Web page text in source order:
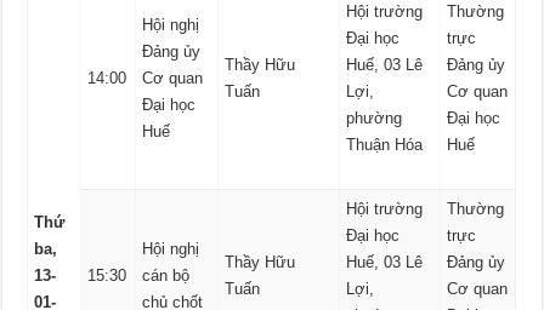
Thứ
ba,
13-
01-
14:00
Hội nghị
Đảng ủy
Cơ quan
Đại học
Huế
Thầy Hữu
Tuấn
Hội trường
Đại học
Huế, 03 Lê
Lợi,
phường
Thuận Hóa
Thường
trực
Đảng ủy
Cơ quan
Đại học
Huế
15:30
Hội nghị
cán bộ
chủ chốt
Thầy Hữu
Tuấn
Hội trường
Đại học
Huế, 03 Lê
Lợi,
Thường
trực
Đảng ủy
Cơ quan